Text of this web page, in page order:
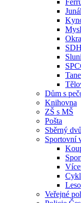
Dům s
Knihovna
ZŠ s MŠ
Pošta
Sběrný
Sportovní
Veřejné